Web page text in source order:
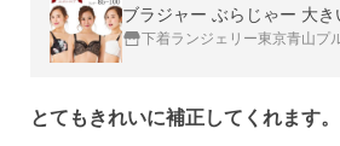
下着ランジェリー東京青山プ
とてもきれいに補正してくれます。